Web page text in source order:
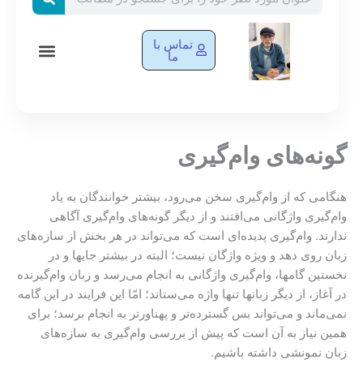
تماس با
ما
گونه‌های وام‌گیری
هنگامی که از وام‌گیری سخن می‌رود، بیشتر خوانندگان به یاد
وام‌گیری واژگانی می‌افتند و از دیگر گونه‌های وام‌گیری آگاهی
ندارند. وام‌گیری پدیده‌ای است که می‌تواند در هر بخش از سازه‌های
زبان روی دهد و ویژه واژگان نیست؛ البته در بیشتر جایها و در
نخستین گامها، وام‌گیری واژگانی به انجام می‌رسد و زبان وام‌گیرنده
در آغاز، از دیگر زبانها تنها واژه می‌ستاند؛ امّا این فرایند در این گامه
نمی‌ماند و می‌تواند بس گسترده‌تر و پهناورتر به انجام برسد؛ برای
همین نیاز به آن است که پیش از بررسی وام‌گیری به سازه‌های
زبان نمونشی داشته باشیم.